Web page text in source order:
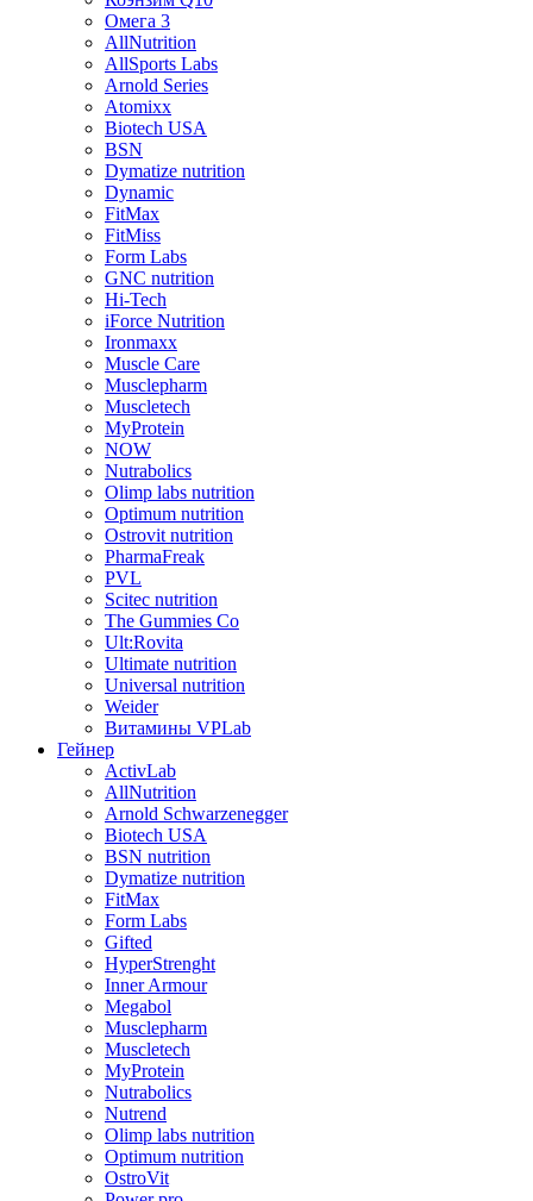
Омега 3
AllNutrition
AllSports Labs
Arnold Series
Atomixx
Biotech USA
BSN
Dymatize nutrition
Dynamic
FitMax
FitMiss
Form Labs
GNC nutrition
Hi-Tech
iForce Nutrition
Ironmaxx
Muscle Care
Musclepharm
Muscletech
MyProtein
NOW
Nutrabolics
Olimp labs nutrition
Optimum nutrition
Ostrovit nutrition
PharmaFreak
PVL
Scitec nutrition
The Gummies Co
Ult:Rovita
Ultimate nutrition
Universal nutrition
Weider
Витамины VPLab
Гейнер
ActivLab
AllNutrition
Arnold Schwarzenegger
Biotech USA
BSN nutrition
Dymatize nutrition
FitMax
Form Labs
Gifted
HyperStrenght
Inner Armour
Megabol
Musclepharm
Muscletech
MyProtein
Nutrabolics
Nutrend
Olimp labs nutrition
Optimum nutrition
OstroVit